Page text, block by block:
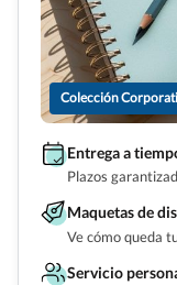
Colección
Entrega a
Plazos
Maquetas de
Ve cómo queda
Servicio